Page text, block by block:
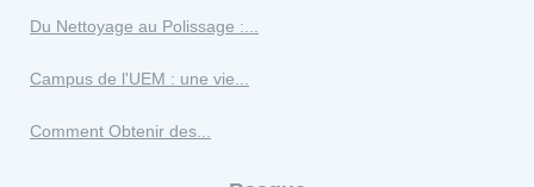
Du Nettoyage au Polissage :...
Campus de l'UEM : une vie...
Comment Obtenir des...